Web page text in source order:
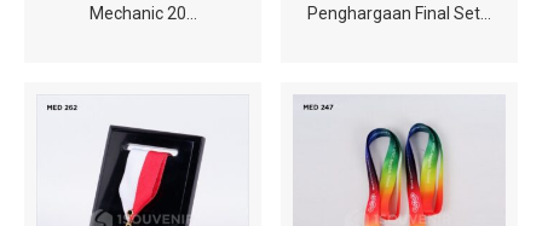
Mechanic 20…
Penghargaan Final Set…